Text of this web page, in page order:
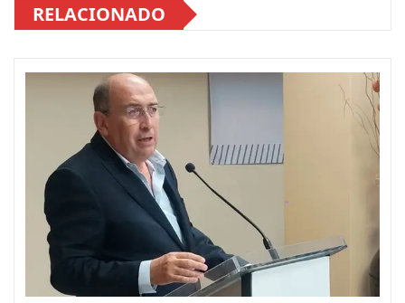
RELACIONADO